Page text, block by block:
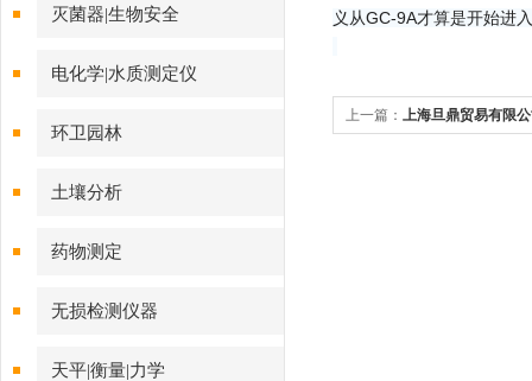
灭菌器|生物安全
电化学|水质测定仪
环卫园林
土壤分析
药物测定
无损检测仪器
天平|衡量|力学
义从GC-9A才算是开始进
上一篇： 上海旦鼎贸易有限